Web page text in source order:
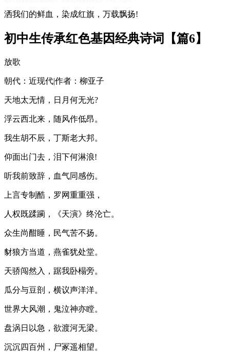
洒我们的鲜血，染成红旗，万载飘扬!
初中生传承红色基因经典诗词【篇6】
放歌
朝代：近现代|作者：柳亚子
天地太无情，日月何无光?
浮云西北来，随风作低昂。
我生胡不辰，丁斯老大邦。
仰面出门去，泪下何淋浪!
听我前致辞，血气同感伤。
上言专制酷，罗网重重强，
人权既蹂躏，《天演》终沦亡。
众生尚酣睡，民气苦不扬。
豺狼方当道，燕雀犹处堂。
天骄闯然入，踞我卧榻旁。
瓜分与豆剖，横议声洋洋。
世界大风潮，鬼泣神亦瞠。
盘涡日以急，欲渡河无梁。
沉沉四百州，尸冢遥相望。